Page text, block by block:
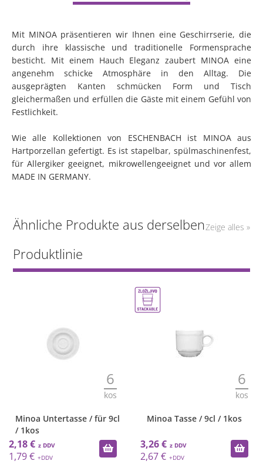
Mit MINOA präsentieren wir Ihnen eine Geschirrserie, die
durch ihre klassische und traditionelle Formensprache
besticht. Mit einem Hauch Eleganz zaubert MINOA eine
angenehm schicke Atmosphäre in den Alltag. Die
ausgeprägten Kanten schmücken Form und Tisch
gleichermaßen und erfüllen die Gäste mit einem Gefühl von
Festlichkeit.
Wie alle Kollektionen von ESCHENBACH ist MINOA aus
Hartporzellan gefertigt. Es ist stapelbar, spülmaschinenfest,
für Allergiker geeignet, mikrowellengeeignet und vor allem
MADE IN GERMANY.
Ähnliche Produkte aus derselben
Produktlinie
Zeige alles »
6
kos
Minoa Untertasse / für 9cl
/ 1kos
2,18 €
1,79 €
6
kos
Minoa Tasse / 9cl / 1kos
3,26 €
2,67 €